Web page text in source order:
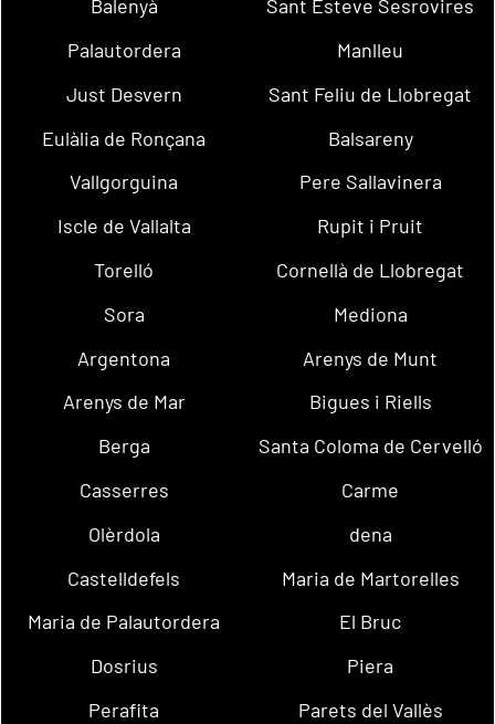
Balenyà
Sant Esteve Sesrovires
Palautordera
Manlleu
Just Desvern
Sant Feliu de Llobregat
Eulàlia de Ronçana
Balsareny
Vallgorguina
Pere Sallavinera
Iscle de Vallalta
Rupit i Pruit
Torelló
Cornellà de Llobregat
Sora
Mediona
Argentona
Arenys de Munt
Arenys de Mar
Bigues i Riells
Berga
Santa Coloma de Cervelló
Casserres
Carme
Olèrdola
dena
Castelldefels
Maria de Martorelles
Maria de Palautordera
El Bruc
Dosrius
Piera
Perafita
Parets del Vallès